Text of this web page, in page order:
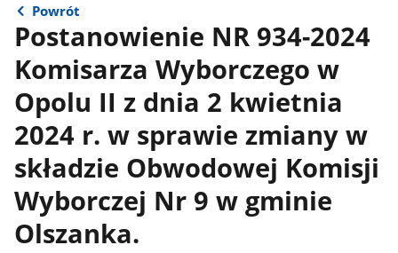
Powrót
Postanowienie NR 934-2024
Komisarza Wyborczego w
Opolu II z dnia 2 kwietnia
2024 r. w sprawie zmiany w
składzie Obwodowej Komisji
Wyborczej Nr 9 w gminie
Olszanka.